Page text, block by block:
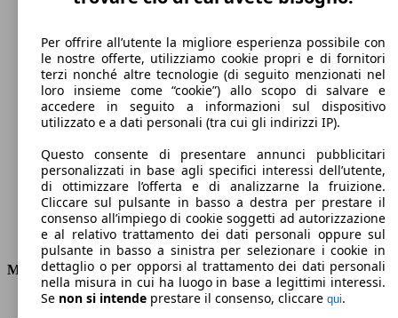
211 km/h
Velocità massima
Elettrica/Benzina
Carburante
Motore e Prestazioni
KW (PS)
114 kW (155 PS)
Per offrire all’utente la migliore esperienza possibile con
le nostre offerte, utilizziamo cookie propri e di fornitori
terzi nonché altre tecnologie (di seguito menzionati nel
loro insieme come “cookie”) allo scopo di salvare e
accedere in seguito a informazioni sul dispositivo
utilizzato e a dati personali (tra cui gli indirizzi IP).
Questo consente di presentare annunci pubblicitari
personalizzati in base agli specifici interessi dell’utente,
di ottimizzare l’offerta e di analizzarne la fruizione.
Cliccare sul pulsante in basso a destra per prestare il
consenso all’impiego di cookie soggetti ad autorizzazione
e al relativo trattamento dei dati personali oppure sul
pulsante in basso a sinistra per selezionare i cookie in
dettaglio o per opporsi al trattamento dei dati personali
nella misura in cui ha luogo in base a legittimi interessi.
Se non si intende prestare il consenso, cliccare qui.